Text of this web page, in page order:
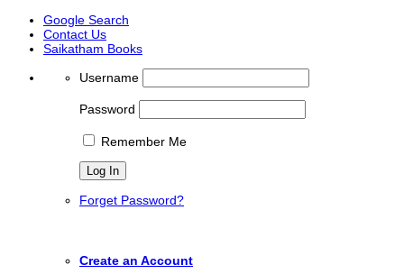
Google Search
Contact Us
Saikatham Books
Username
Password
Remember Me
Forget Password?
Create an Account